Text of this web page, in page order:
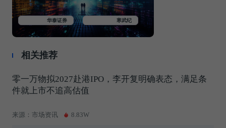
华泰证券 寒武纪
相关推荐
零一万物拟2027赴港IPO，李开复明确表态，满足条
件就上市不追高估值
来源：市场资讯 8.83W